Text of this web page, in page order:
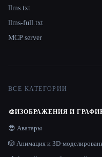
llms.txt
llms-full.txt
MCP server
ВСЕ КАТЕГОРИИ
🎨ИЗОБРАЖЕНИЯ И
😎 Аватары
🎲 Анимация и 3D-